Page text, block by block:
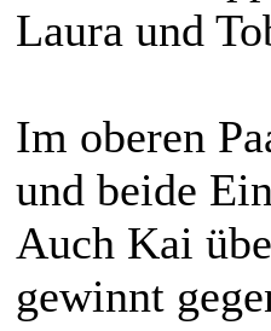
Laura und
Im oberen
und beide
Auch Kai
gewinnt